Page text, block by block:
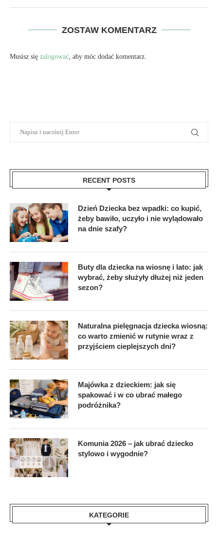
ZOSTAW KOMENTARZ
Musisz się zalogować , aby móc dodać komentarz.
RECENT POSTS
Dzień Dziecka bez wpadki: co kupić,
żeby bawiło, uczyło i nie wylądowało
na dnie szafy?
Buty dla dziecka na wiosnę i lato: jak
wybrać, żeby służyły dłużej niż jeden
sezon?
Naturalna pielęgnacja dziecka wiosną:
co warto zmienić w rutynie wraz z
przyjściem cieplejszych dni?
Majówka z dzieckiem: jak się
spakować i w co ubrać małego
podróżnika?
Komunia 2026 – jak ubrać dziecko
stylowo i wygodnie?
KATEGORIE